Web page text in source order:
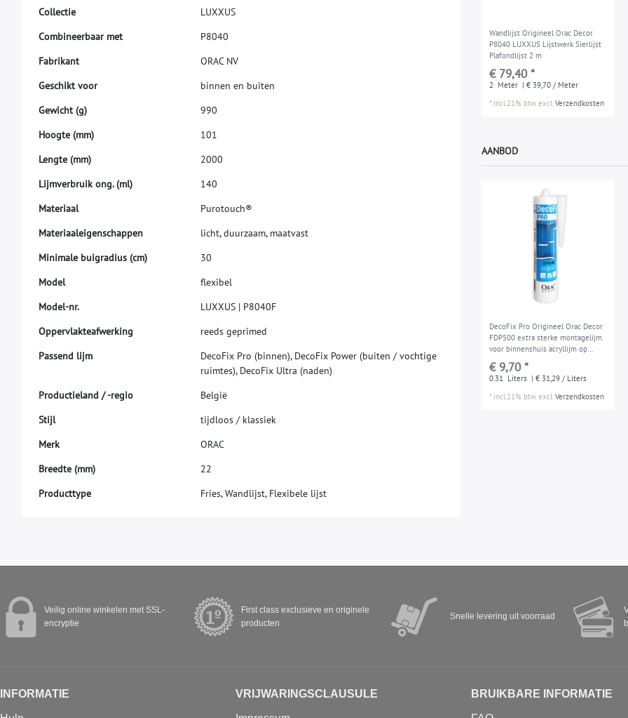
Collectie LUXXUS
Combineerbaar met P8040
Fabrikant ORAC NV
Geschikt voor binnen en buiten
Gewicht (g) 990
Hoogte (mm) 101
Lengte (mm) 2000
Lijmverbruik ong. (ml) 140
Materiaal Purotouch®
Materiaaleigenschappen licht, duurzaam, maatvast
Minimale buigradius (cm) 30
Model fexibel
Model-nr. LUXXUS | P8040F
Oppervlakteafwerking reeds geprimed
Passend lijm DecoFix Pro (binnen), DecoFix Power (buiten / vochtige
ruimtes), DecoFix Ultra (naden)
Productieland /-regio België
Stijl tijdloos / klassiek
Merk ORAC
Breedte (mm) 22
Producttype
Fries, Wandlijst, Flexibele lijst
Wandlijst Origineel Orac Decor
P8040 LUXXUS Lijstwerk Sierlijst
Plafondlijst 2 m
€ 79,40 *
2 Meter | € 39,70 / Meter
* incl.21% btw excl.Verzendkosten
AANBOD
DecoFix Pro Origineel Orac Decor
FDP500 extra sterke montagelijm
voor binnenshuis acryllijm op
waterbasis 310 ml
€ 9,70 *
0.31 Liters | € 31,29 / Liters
* incl.21% btw excl.Verzendkosten
Veilig online winkelen met SSL-
encryptie
First class exclusieve en originele
producten
Snelle levering uit voorraad
INFORMATIE VRIJWARINGSCLAUSULE BRUIKBARE INFORMATIE